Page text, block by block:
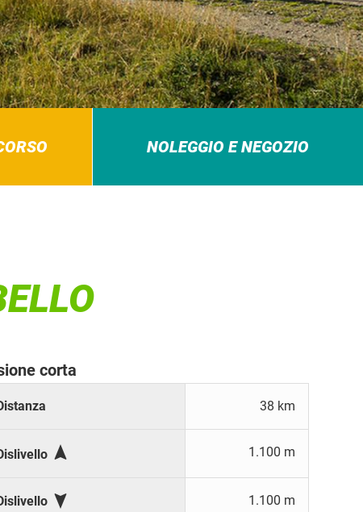
NOLEGGIO E NEGOZIO
corta
38 km
 1.100 m
 1.100 m